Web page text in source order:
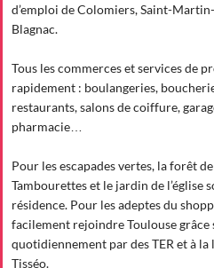
d’emploi de Colomiers, Saint-
Blagnac.
Tous les commerces et services de
rapidement : boulangeries,
restaurants, salons de coiffure,
pharmacie…
Pour les escapades vertes, la forêt
Tambourettes et le jardin de l’église
résidence. Pour les adeptes du
facilement rejoindre Toulouse grâce
quotidiennement par des TER et à la
Tisséo.